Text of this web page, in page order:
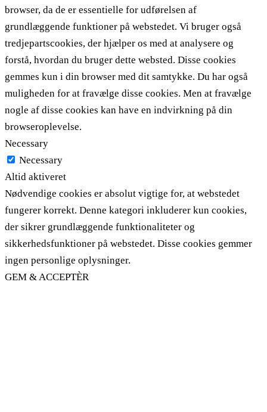
browser, da de er essentielle for udførelsen af ​​
grundlæggende funktioner på webstedet. Vi bruger også
tredjepartscookies, der hjælper os med at analysere og
forstå, hvordan du bruger dette websted. Disse cookies
gemmes kun i din browser med dit samtykke. Du har også
muligheden for at fravælge disse cookies. Men at fravælge
nogle af disse cookies kan have en indvirkning på din
browseroplevelse.
Necessary
Necessary
Altid aktiveret
Nødvendige cookies er absolut vigtige for, at webstedet
fungerer korrekt. Denne kategori inkluderer kun cookies,
der sikrer grundlæggende funktionaliteter og
sikkerhedsfunktioner på webstedet. Disse cookies gemmer
ingen personlige oplysninger.
GEM & ACCEPTÈR